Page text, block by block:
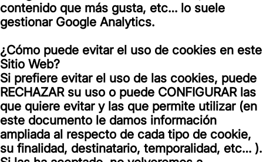
contenido que más gusta, etc… lo suele
gestionar Google Analytics.
¿Cómo puede evitar el uso de cookies en este
Sitio Web?
Si prefiere evitar el uso de las cookies, puede
RECHAZAR su uso o puede CONFIGURAR las
que quiere evitar y las que permite utilizar (en
este documento le damos información
ampliada al respecto de cada tipo de cookie,
su finalidad, destinatario, temporalidad, etc… ).